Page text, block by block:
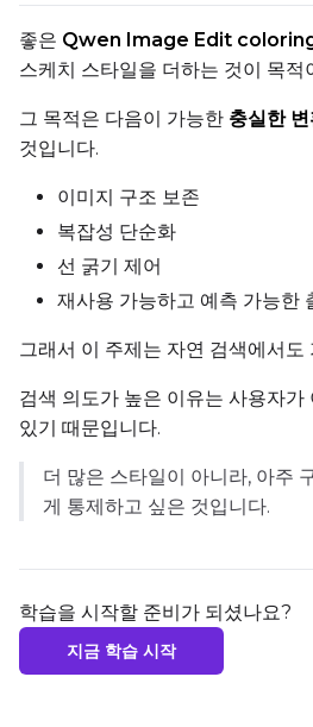
좋은 Qwen Image Edit
스케치 스타일을 더하는 것이 목적
그 목적은 다음이 가능한 충실한
것입니다.
이미지 구조 보존
복잡성 단순화
선 굵기 제어
재사용 가능하고 예측 가능한
그래서 이 주제는 자연 검색에서도
검색 의도가 높은 이유는 사용자가
있기 때문입니다.
더 많은 스타일이 아니라, 아주
게 통제하고 싶은 것입니다.
학습을 시작할 준비가 되셨나요?
지금 학습 시작